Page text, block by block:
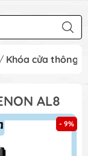
/ Khóa cửa thông
AL8
- 9%